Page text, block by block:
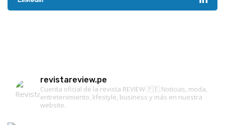
revistareview.pe
Cuenta oficial de la revista REVIEW 🇵🇪 Noticias, moda,
entretenimiento, lifestyle, business y más en nuestra
website.